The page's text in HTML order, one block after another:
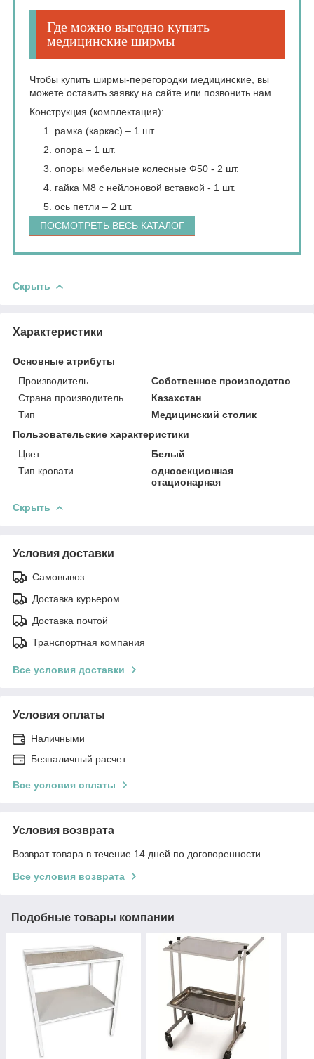
Где можно выгодно купить
медицинские ширмы
Чтобы купить ширмы-перегородки медицинские, вы
можете оставить заявку на сайте или позвонить нам.
Конструкция (комплектация):
рамка (каркас) – 1 шт.
опора – 1 шт.
опоры мебельные колесные Ф50 - 2 шт.
гайка М8 с нейлоновой вставкой - 1 шт.
ось петли – 2 шт.
ПОСМОТРЕТЬ ВЕСЬ КАТАЛОГ
Скрыть
Характеристики
Основные атрибуты
Производитель
Собственное производство
Страна производитель
Казахстан
Тип
Медицинский столик
Пользовательские характеристики
Цвет
Белый
Тип кровати
односекционная
стационарная
Скрыть
Условия доставки
Самовывоз
Доставка курьером
Доставка почтой
Транспортная компания
Все условия доставки
Условия оплаты
Наличными
Безналичный расчет
Все условия оплаты
Условия возврата
Возврат товара в течение 14 дней по договоренности
Все условия возврата
Подобные товары компании